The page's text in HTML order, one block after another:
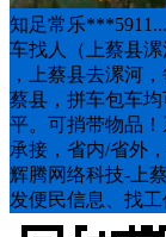
知足常乐***5911...
车找人（上蔡县漯
，上蔡县去漯河
蔡县，拼车包车
平。可捎带物品
承接，省内/省外
辉腾网络科技-上
发便民信息、找